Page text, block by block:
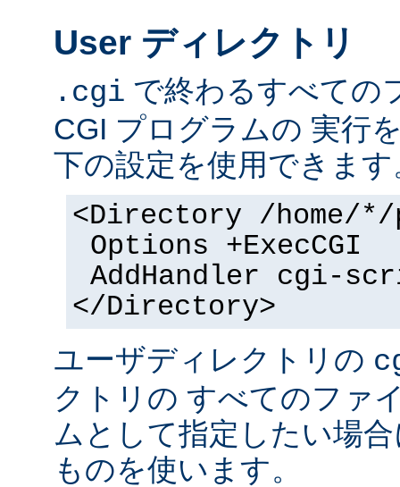
User ディレクトリ
.cgi で終わるすべての
CGI プログラムの 実行
下の設定を使用できます
<Directory /home/
Options +ExecCGI
AddHandler cgi-
</Directory>
ユーザディレクトリの
クトリの すべてのファ
ムとして指定したい場
ものを使います。